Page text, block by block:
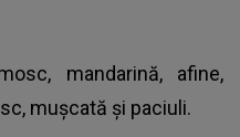
mandarină, afine,
mușcată și paciuli.